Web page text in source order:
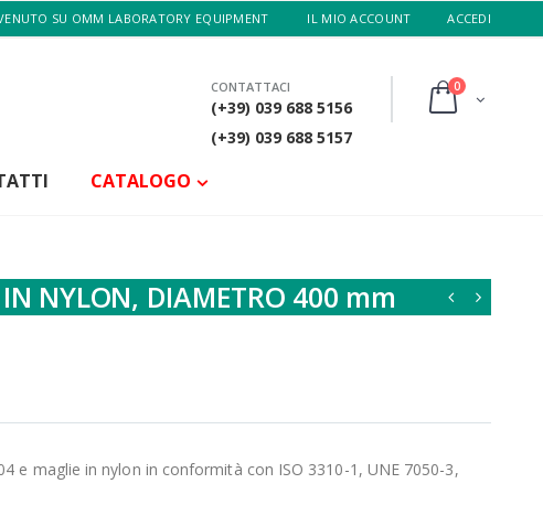
IL MIO ACCOUNT ACCEDI
SU OMM LABORATORY EQUIPMENT
CONTATTACI
(+39) 039 688 5156
(+39) 039 688 5157
0
CATALOGO
IN NYLON, DIAMETRO 400 mm
e maglie in nylon in conformità con ISO 3310-1, UNE 7050-3,